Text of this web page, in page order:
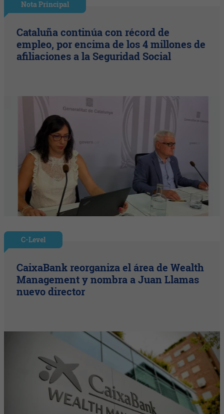
Nota Principal
Cataluña continúa con récord de
empleo, por encima de los 4 millones de
afiliaciones a la Seguridad Social
C-Level
CaixaBank reorganiza el área de Wealth
Management y nombra a Juan Llamas
nuevo director